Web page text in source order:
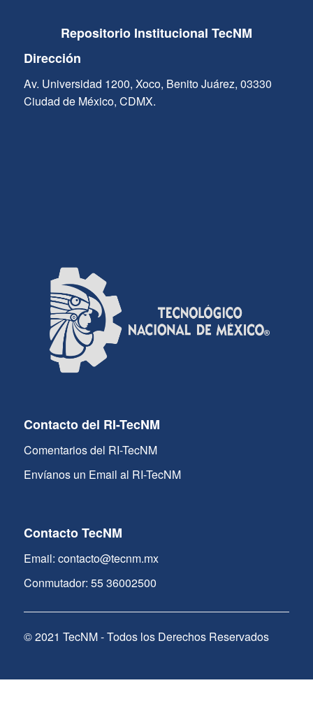
Repositorio Institucional TecNM
Dirección
Av. Universidad 1200, Xoco, Benito Juárez, 03330
Ciudad de México, CDMX.
Contacto del RI-TecNM
Comentarios del RI-TecNM
Envíanos un Email al RI-TecNM
Contacto TecNM
Email: contacto@tecnm.mx
Conmutador: 55 36002500
© 2021 TecNM - Todos los Derechos Reservados